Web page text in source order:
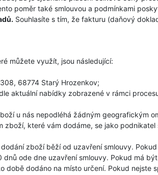
poměr také smlouvou a podmínkami
Souhlasíte s tím, že fakturu (daňový
můžete využít, jsou následující:
68774 Starý Hrozenkov;
aktuální nabídky zobrazené v rámci
u nás nepodléhá žádným geografickým
zboží, které vám dodáme, se jako
zboží běží od uzavření smlouvy.
ode dne uzavření smlouvy. Pokud má
době dodáno na místo určení. Pokud